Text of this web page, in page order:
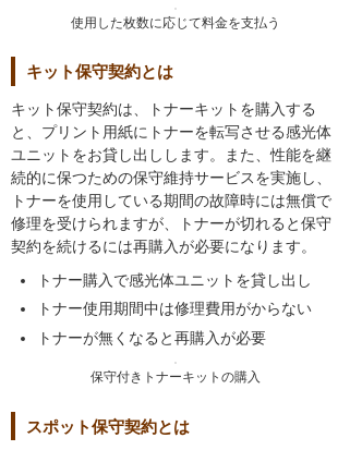
使用した枚数に応じて料金を支払う
キット保守契約とは
キット保守契約は、トナーキットを購入する
と、プリント用紙にトナーを転写させる感光体
ユニットをお貸し出しします。また、性能を継
続的に保つための保守維持サービスを実施し、
トナーを使用している期間の故障時には無償で
修理を受けられますが、トナーが切れると保守
契約を続けるには再購入が必要になります。
トナー購入で感光体ユニットを貸し出し
トナー使用期間中は修理費用がからない
トナーが無くなると再購入が必要
保守付きトナーキットの購入
スポット保守契約とは